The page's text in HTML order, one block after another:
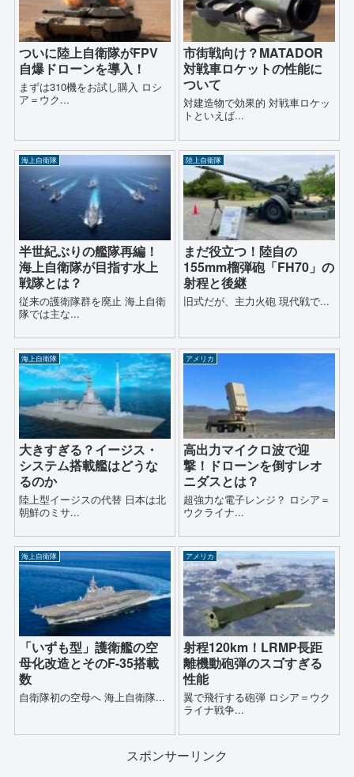
ついに陸上自衛隊がFPV
自爆ドローンを導入！
まずは310機をお試し購入 ロシ
ア＝ウク...
市街戦向け？MATADOR
対戦車ロケットの性能に
ついて
対建造物で効果的 対戦車ロケッ
トといえば...
海上自衛隊
半世紀ぶりの艦隊再編！
海上自衛隊が目指す水上
戦隊とは？
従来の護衛隊群を廃止 海上自衛
隊では主な...
陸上自衛隊
まだ役立つ！陸自の
155mm榴弾砲「FH70」の
射程と後継
旧式だが、主力火砲 現代戦で...
海上自衛隊
大きすぎる？イージス・
システム搭載艦はどうな
るのか
陸上型イージスの代替 日本は北
朝鮮のミサ...
アメリカ
高出力マイクロ波で迎
撃！ドローンを倒すレオ
ニダスとは？
超強力な電子レンジ？ ロシア＝
ウクライナ...
海上自衛隊
「いずも型」護衛艦の空
母化改造とそのF-35搭載
数
自衛隊初の空母へ 海上自衛隊...
アメリカ
射程120km！LRMP長距
離機動砲弾のスゴすぎる
性能
翼で飛行する砲弾 ロシア＝ウク
ライナ戦争...
スポンサーリンク